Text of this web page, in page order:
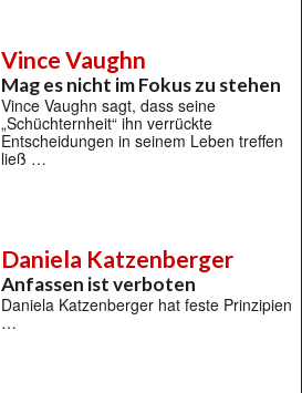
Vince Vaughn
Mag es nicht im Fokus zu stehen
Vince Vaughn sagt, dass seine
„Schüchternheit“ ihn verrückte
Entscheidungen in seinem Leben treffen
ließ …
Daniela Katzenberger
Anfassen ist verboten
Daniela Katzenberger hat feste Prinzipien
…